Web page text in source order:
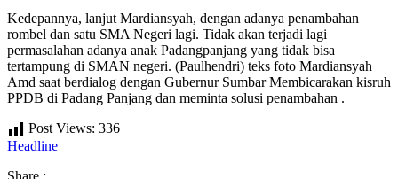
Kedepannya, lanjut Mardiansyah, dengan adanya penambahan
rombel dan satu SMA Negeri lagi. Tidak akan terjadi lagi
permasalahan adanya anak Padangpanjang yang tidak bisa
tertampung di SMAN negeri. (Paulhendri) teks foto Mardiansyah
Amd saat berdialog dengan Gubernur Sumbar Membicarakan kisruh
PPDB di Padang Panjang dan meminta solusi penambahan .
Post Views: 336
Headline
Share :